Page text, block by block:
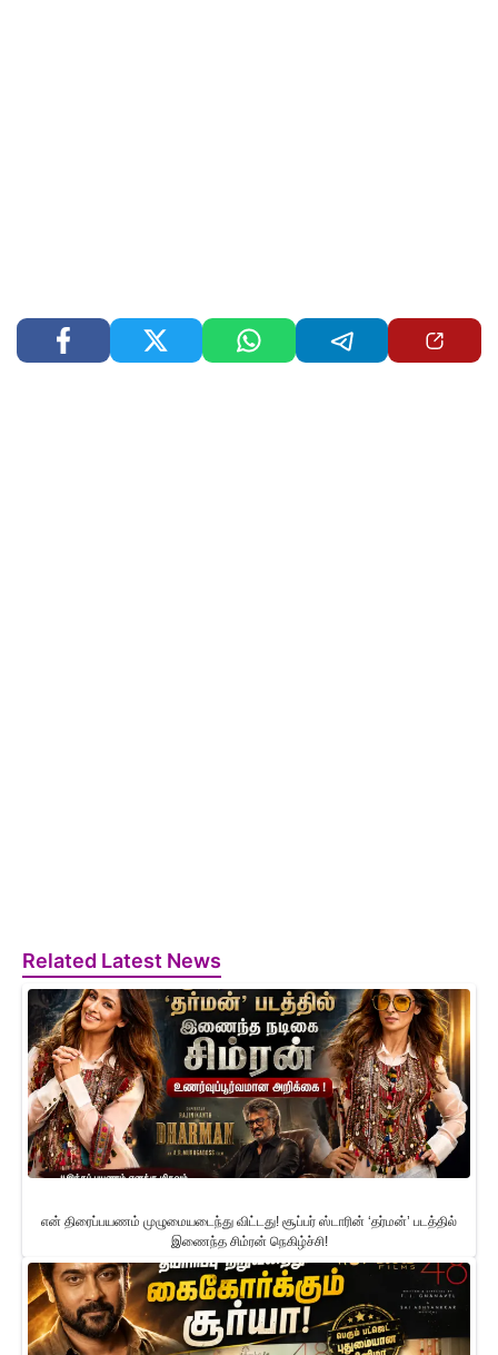
Related Latest News
என் திரைப்பயணம் முழுமையடைந்து விட்டது! சூப்பர் ஸ்டாரின் ‘தர்மன்’ படத்தில்
இணைந்த சிம்ரன் நெகிழ்ச்சி!